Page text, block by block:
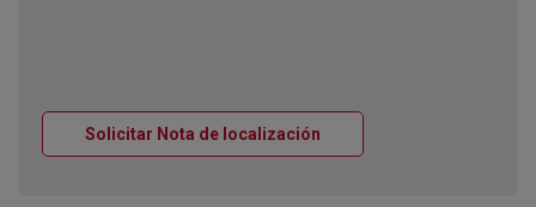
Solicitar Nota de localización